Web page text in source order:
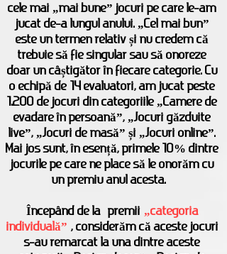
cele mai „mai bune” jocuri pe care le-am
jucat de-a lungul anului. „Cel mai bun”
este un termen relativ și nu credem că
trebuie să fie singular sau să onoreze
doar un câștigător în fiecare categorie. Cu
o echipă de
14 evaluatori, am jucat peste
1.200 de jocuri din categoriile „Camere de
evadare în persoană”, „Jocuri găzduite
live”, „Jocuri de masă” și „Jocuri online”.
Mai jos sunt, în esență, primele 10% dintre
jocurile pe care ne place să le onorăm cu
un premiu anul acesta.
Începând de la premii „categoria
individuală” , considerăm că aceste jocuri
s-au remarcat la una dintre aceste